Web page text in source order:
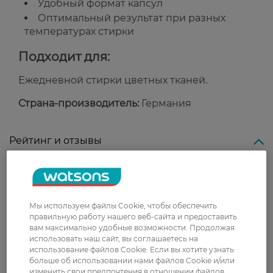
Удобный формат капсул
Оптимальный результат при разных
температурах стирки
Подходит для:
Ежедневной стирки цветных тканей.
Страна-производитель: Германия
Рейтинг и отзывы
0
З 0 відгуків
0 відгуків
Доставка
Мы используем файлы Cookie, чтобы обеспечить
правильную работу нашего веб-сайта и предоставить
вам максимально удобные возможности. Продолжая
использовать наш сайт, вы соглашаетесь на
использование файлов Cookie. Если вы хотите узнать
больше об использовании нами файлов Cookie и/или